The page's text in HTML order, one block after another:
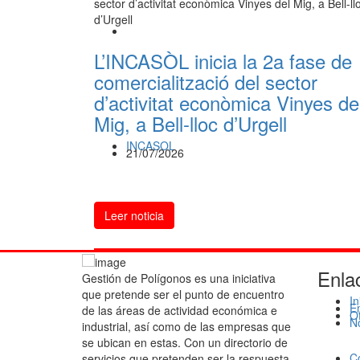
L’INCASÒL inicia la 2a fase de
comercialització del sector
d’activitat econòmica Vinyes
Mig, a Bell-lloc d’Urgell
INCASOL
21/07/2026
Leer noticia
Gestión de Polígonos es una iniciativa
que pretende ser el punto de encuentro
de las áreas de actividad económica e
industrial, así como de las empresas que
se ubican en estas. Con un directorio de